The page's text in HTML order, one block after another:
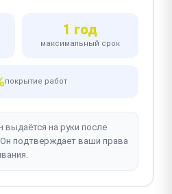
1 год
максимальный срок
покрытие работ
выдаётся на руки после
подтверждает ваши права